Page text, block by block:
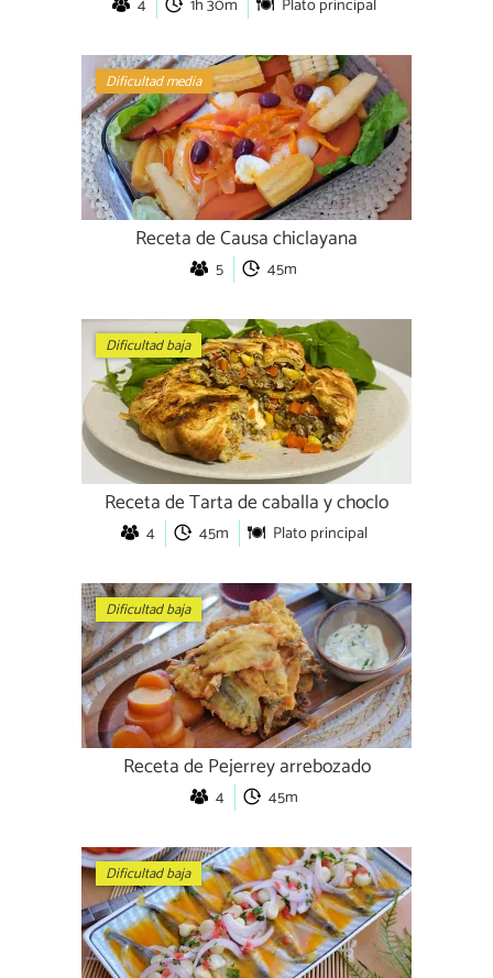
4 1h 30m Plato principal
Dificultad media
Receta de Causa chiclayana
5 45m
Dificultad baja
Receta de Tarta de caballa y choclo
4 45m Plato principal
Dificultad baja
Receta de Pejerrey arrebozado
4 45m
Dificultad baja